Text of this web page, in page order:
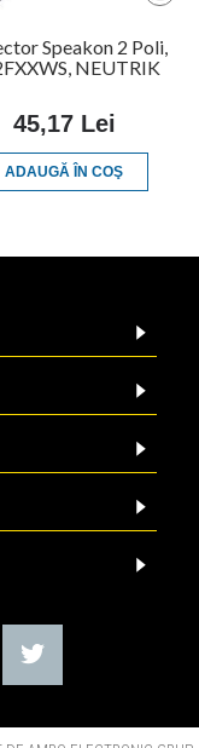
Speakon 2 Poli,
NEUTRIK
45,17 Lei
ADAUGĂ ÎN COŞ